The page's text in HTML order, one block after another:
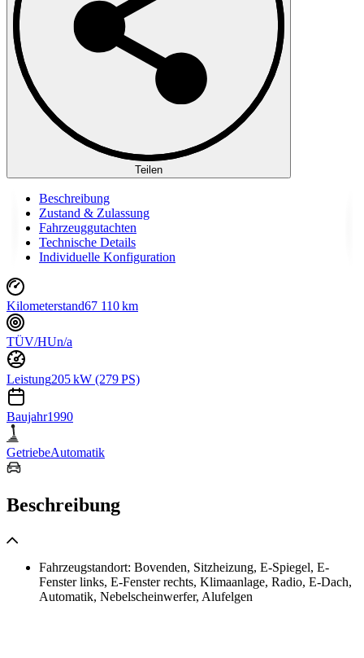
Teilen
Beschreibung
Zustand & Zulassung
Fahrzeuggutachten
Technische Details
Individuelle Konfiguration
Kilometerstand67 110 km
TÜV/HUn/a
Leistung205 kW (279 PS)
Baujahr1990
GetriebeAutomatik
Beschreibung
Fahrzeugstandort: Bovenden, Sitzheizung, E-Spiegel, E-
Fenster links, E-Fenster rechts, Klimaanlage, Radio, E-Dach,
Automatik, Nebelscheinwerfer, Alufelgen